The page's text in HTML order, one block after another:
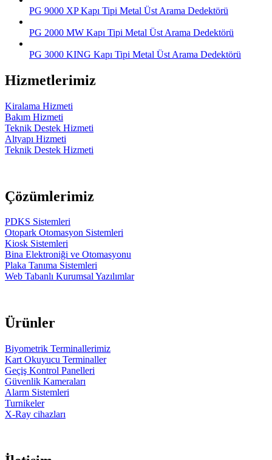
PG 9000 XP Kapı Tipi Metal Üst Arama Dedektörü
PG 2000 MW Kapı Tipi Metal Üst Arama Dedektörü
PG 3000 KING Kapı Tipi Metal Üst Arama Dedektörü
Hizmetlerimiz
Kiralama Hizmeti
Bakım Hizmeti
Teknik Destek Hizmeti
Altyapı Hizmeti
Teknik Destek Hizmeti
Çözümlerimiz
PDKS Sistemleri
Otopark Otomasyon Sistemleri
Kiosk Sistemleri
Bina Elektroniği ve Otomasyonu
Plaka Tanıma Sistemleri
Web Tabanlı Kurumsal Yazılımlar
Ürünler
Biyometrik Terminallerimiz
Kart Okuyucu Terminaller
Geçiş Kontrol Panelleri
Güvenlik Kameraları
Alarm Sistemleri
Turnikeler
X-Ray cihazları